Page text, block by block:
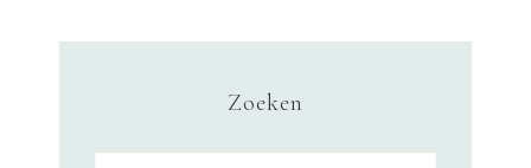
Zoeken